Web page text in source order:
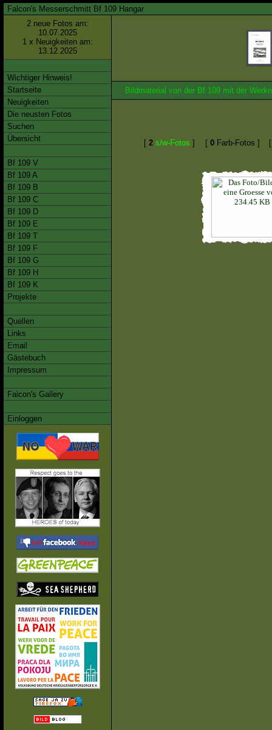
Falcon's Messerschmitt Bf 109 Hangar
2 neue Fotos am:
10.07.2025
1 x Neuigkeiten am:
13.12.2025
Wichtiger Hinweis!
Startseite
Neuigkeiten
Die neusten Fotos
Suchen
Übersicht
Bf 109 V
Bf 109 A
Bf 109 B
Bf 109 C
Bf 109 D
Bf 109 E
Bf 109 T
Bf 109 F
Bf 109 G
Bf 109 H
Bf 109 K
Projekte
Quellen
Links
Email
Gästebuch
Impressum
Falcon's Gallery
Einloggen
Bildmaterial von der Bf 109 mit der
[ 2 s/w-Fotos ] [ 0 Farb-Fotos ]